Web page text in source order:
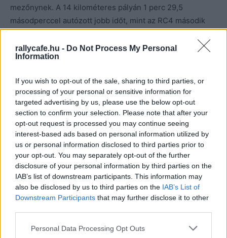
rallycafe.hu - Do Not Process My Personal
Information
If you wish to opt-out of the sale, sharing to third parties, or
processing of your personal or sensitive information for
targeted advertising by us, please use the below opt-out
section to confirm your selection. Please note that after your
opt-out request is processed you may continue seeing
interest-based ads based on personal information utilized by
us or personal information disclosed to third parties prior to
your opt-out. You may separately opt-out of the further
disclosure of your personal information by third parties on the
IAB’s list of downstream participants. This information may
also be disclosed by us to third parties on the IAB’s List of
Downstream Participants that may further disclose it to other
Please note that this website/app uses one or more Google
Personal Data Processing Opt Outs
mezőnynek. A 14 kilométeres pályán 1 perc 29,5
másodperccel autózott jobb időt, mint az RC4 második
szakaszon megkapta a nyakába mindannak a felét, amit
előtte két versenynapon keresztül voltak kénytelenek